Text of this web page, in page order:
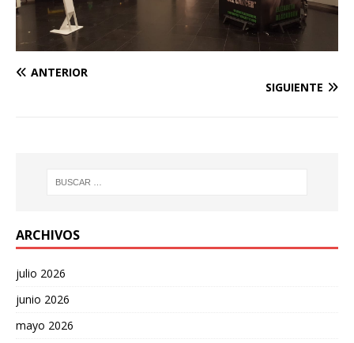
ANTERIOR
SIGUIENTE
ARCHIVOS
julio 2026
junio 2026
mayo 2026